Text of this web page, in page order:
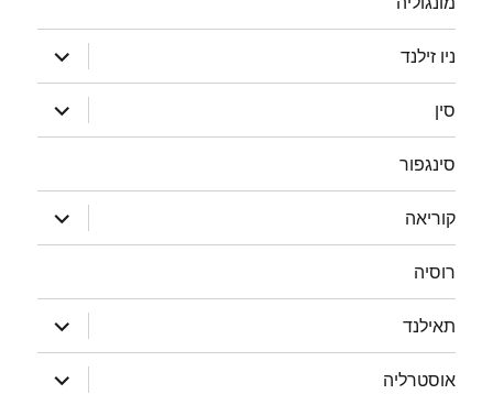
ניו זילנד
הצג
תפריט
סין
הצג
תפריט
סינגפור
קוריאה
הצג
תפריט
רוסיה
תאילנד
הצג
תפריט
אוסטרליה
הצג